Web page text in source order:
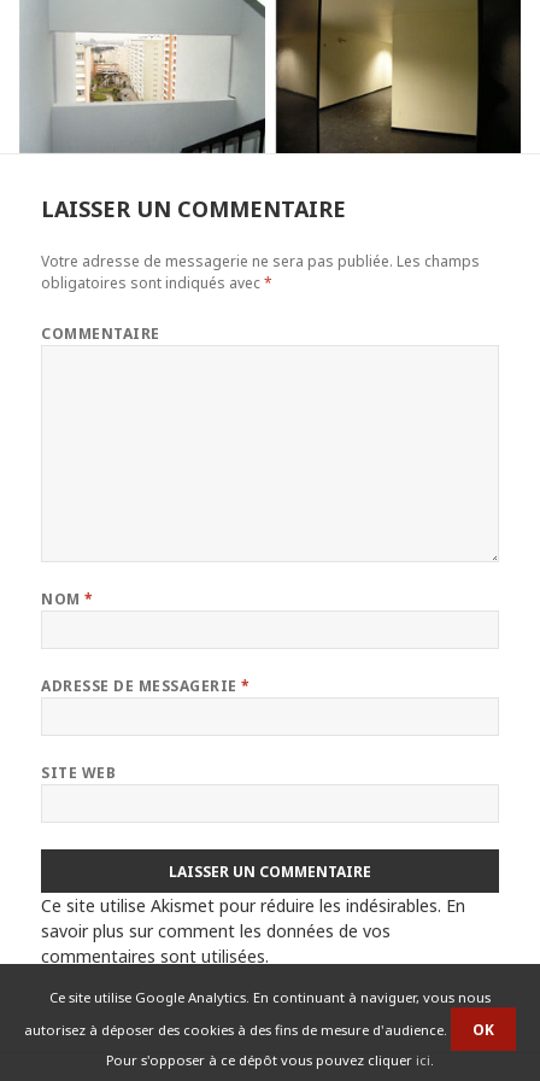
Ce site utilise Google Analytics. En continuant à naviguer, vous nous
autorisez à déposer des cookies à des fins de mesure d'audience.
Pour s'opposer à ce dépôt vous pouvez cliquer ici.
LAISSER UN COMMENTAIRE
Votre adresse de messagerie ne sera pas publiée. Les champs
obligatoires sont indiqués avec*
COMMENTAIRE
NOM*
ADRESSE DE MESSAGERIE*
SITE WEB
Ce site utilise Akismet pour réduire les indésirables. En
savoir plus sur comment les données de vos
commentaires sont utilisées.